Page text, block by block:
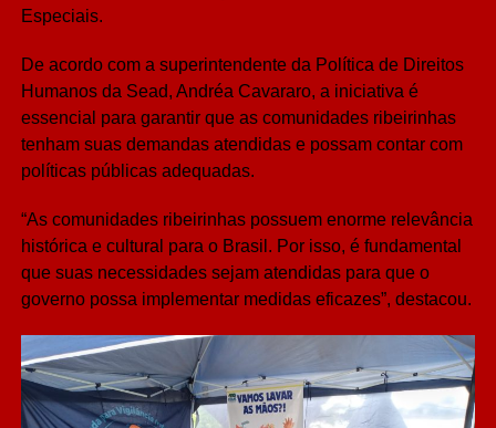
Especiais.
De acordo com a superintendente da Política de Direitos
Humanos da Sead, Andréa Cavararo, a iniciativa é
essencial para garantir que as comunidades ribeirinhas
tenham suas demandas atendidas e possam contar com
políticas públicas adequadas.
“As comunidades ribeirinhas possuem enorme relevância
histórica e cultural para o Brasil. Por isso, é fundamental
que suas necessidades sejam atendidas para que o
governo possa implementar medidas eficazes”, destacou.